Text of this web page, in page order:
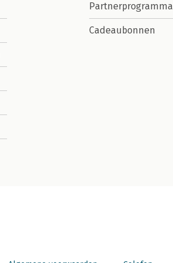
Partnerprogramma
Cadeaubonnen